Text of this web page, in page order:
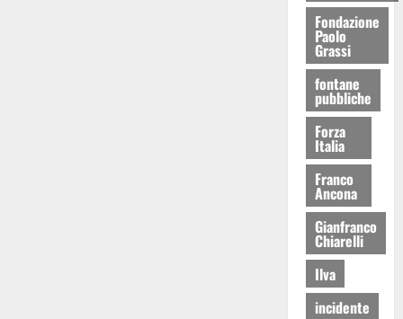
Fondazione
Paolo
Grassi
fontane
pubbliche
Forza
Italia
Franco
Ancona
Gianfranco
Chiarelli
Ilva
incidente